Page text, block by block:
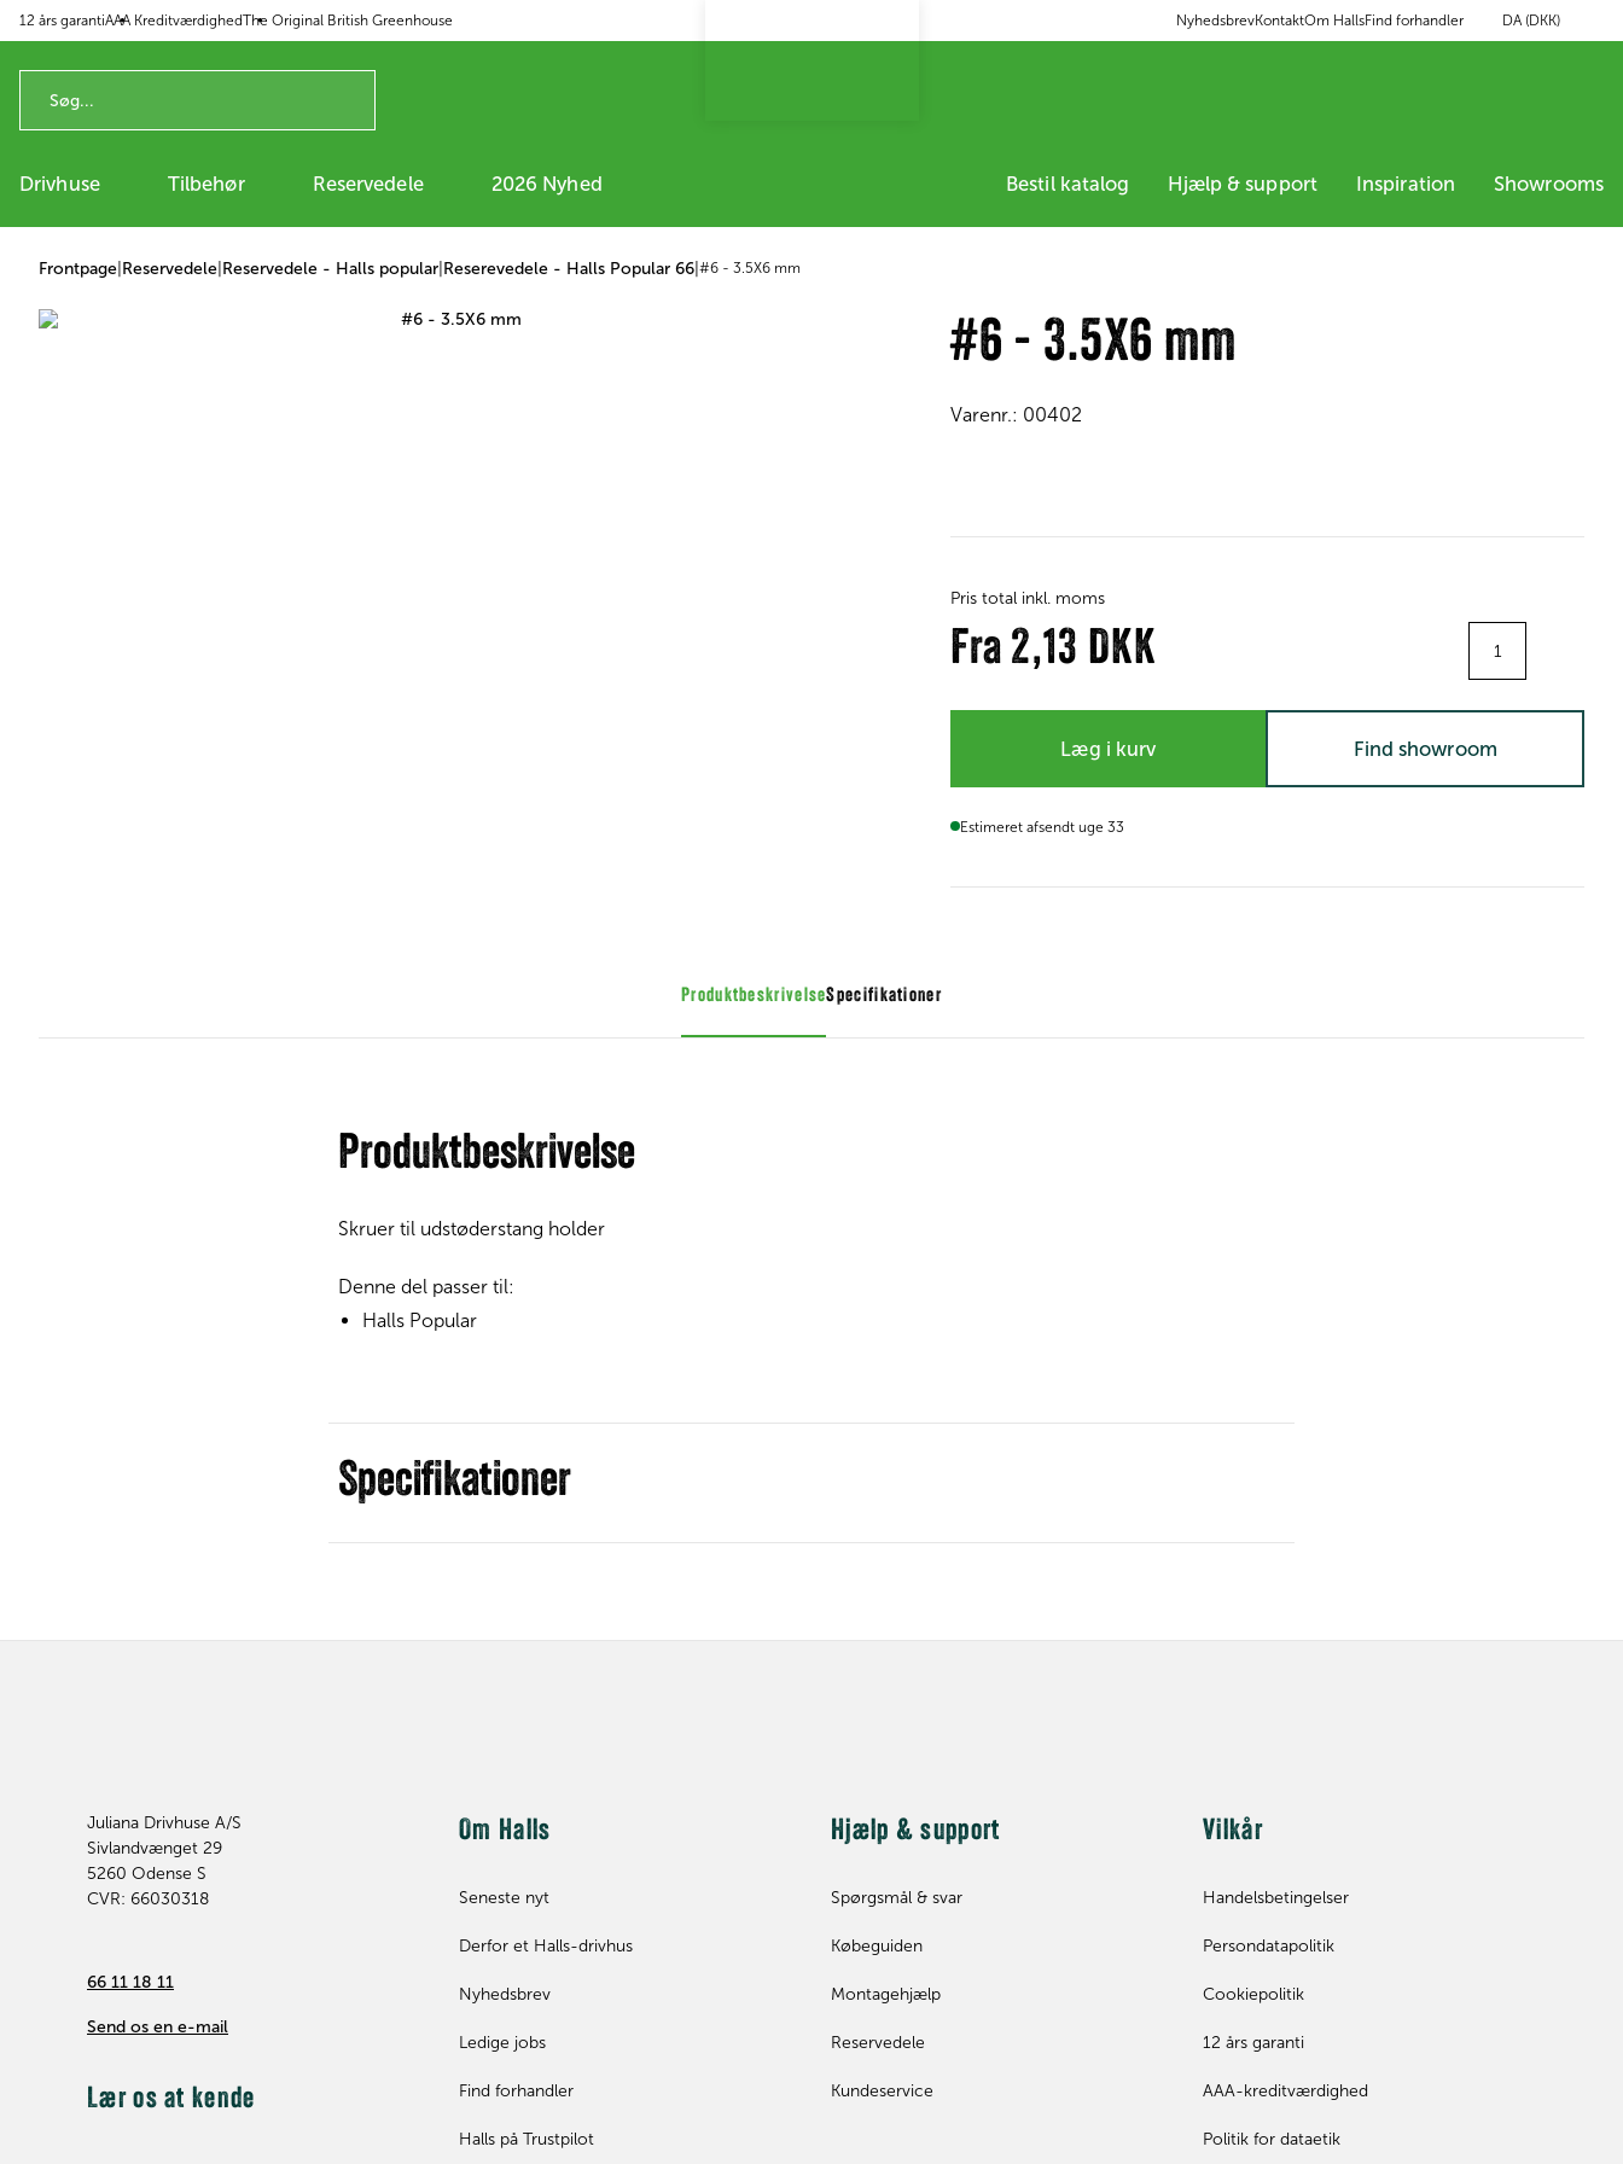
til indhold
12 års garantiAAA KreditværdighedThe Original British Greenhouse NyhedsbrevKontaktOm HallsFind forhandler DA (DKK)
Drivhuse Tilbehør Reservedele 2026 Nyhed Bestil katalog Hjælp & support Inspiration Showrooms
Frontpage Reservedele Reservedele - Halls popular Reserevedele - Halls Popular 66 #6 - 3.5X6 mm
#6 - 3.5X6 mm
Varenr.: 00402
Pris total inkl. moms
Fra 2,13 DKK
Læg i kurv Find showroom
Estimeret afsendt uge 33
ProduktbeskrivelseSpecifikationer
Produktbeskrivelse
Skruer til udstøderstang holder
Denne del passer til:
Halls Popular
Specifikationer
Juliana Drivhuse A/S
Sivlandvænget 29
5260 Odense S
CVR: 66030318
66 11 18 11
Send os en e-mail
Lær os at kende
Om Halls
Seneste nyt
Derfor et Halls-drivhus
Nyhedsbrev
Ledige jobs
Find forhandler
Halls på Trustpilot
Hjælp & support
Spørgsmål & svar
Købeguiden
Montagehjælp
Reservedele
Kundeservice
Vilkår
Handelsbetingelser
Persondatapolitik
Cookiepolitik
12 års garanti
AAA-kreditværdighed
Politik for dataetik